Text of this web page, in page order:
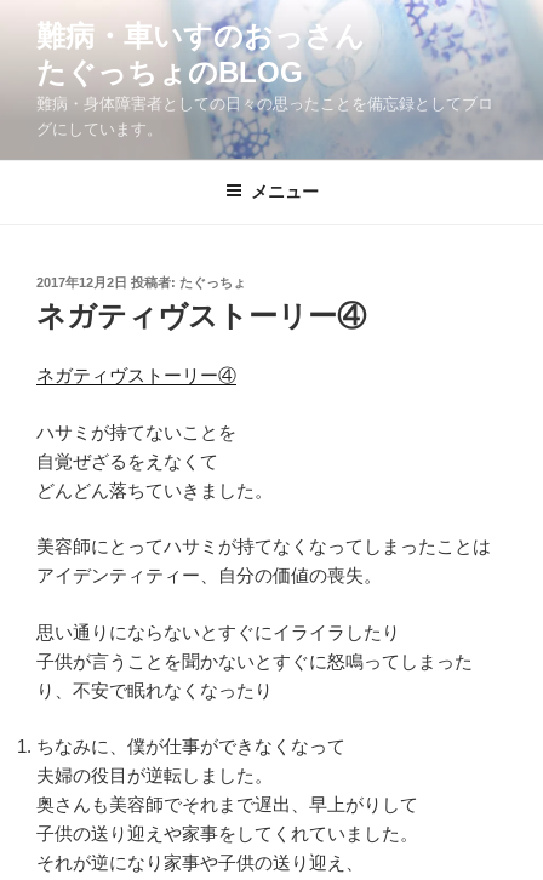
へ
難病・車いすのおっさん
たぐっちょのBLOG
難病・身体障害者としての日々の思ったことを備忘録としてブロ
グにしています。
メニュー
投
日:
2017年12月2日 投稿者: たぐっちょ
ネガティヴストーリー④
ネガティヴストーリー④
ハサミが持てないことを
自覚ぜざるをえなくて
どんどん落ちていきました。
美容師にとってハサミが持てなくなってしまったことは
アイデンティティー、自分の価値の喪失。
思い通りにならないとすぐにイライラしたり
子供が言うことを聞かないとすぐに怒鳴ってしまった
り、不安で眠れなくなったり
ちなみに、僕が仕事ができなくなって
夫婦の役目が逆転しました。
奥さんも美容師でそれまで遅出、早上がりして
子供の送り迎えや家事をしてくれていました。
それが逆になり家事や子供の送り迎え、